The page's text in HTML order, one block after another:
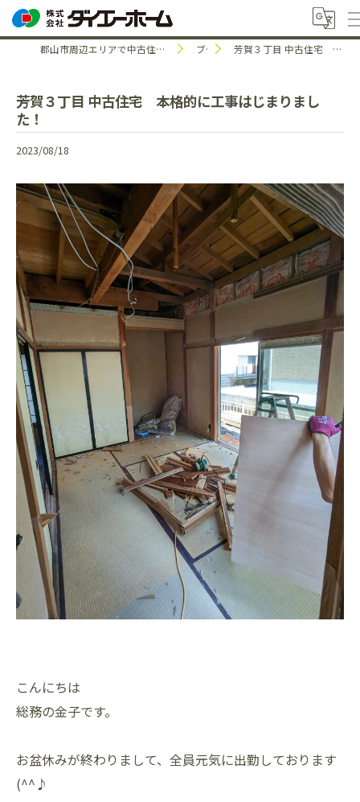
郡山市周辺エリアで中古住宅のことなら株式会社ダイエーホーム ブログ 芳賀３丁目 中古住宅 本格的に工事はじまりました！
芳賀３丁目 中古住宅 本格的に工事はじまりまし
た！
2023/08/18
こんにちは
総務の金子です。
お盆休みが終わりまして、全員元気に出勤しております
(^^♪